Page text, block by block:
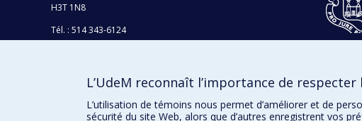
H3T 1N8
Tél. : 514 343-6124
Téléc.: 514 343-2199
Plan campusL’UdeM reconnaît l’importance de respecter
L’utilisation de témoins nous permet d’améliorer et de
sécurité du site Web, alors que d’autres enregistrent vos